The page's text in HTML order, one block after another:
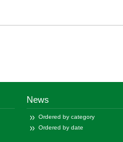
News
Ordered by category
Ordered by date